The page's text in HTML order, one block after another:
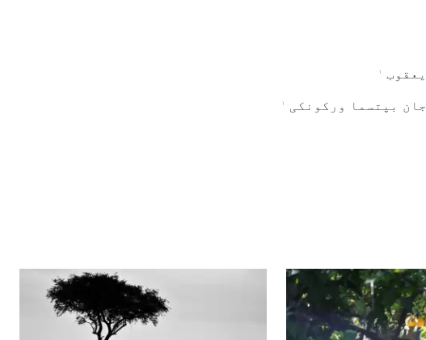
یعقوب ۱
جان بپتسما ورکونکی ۱